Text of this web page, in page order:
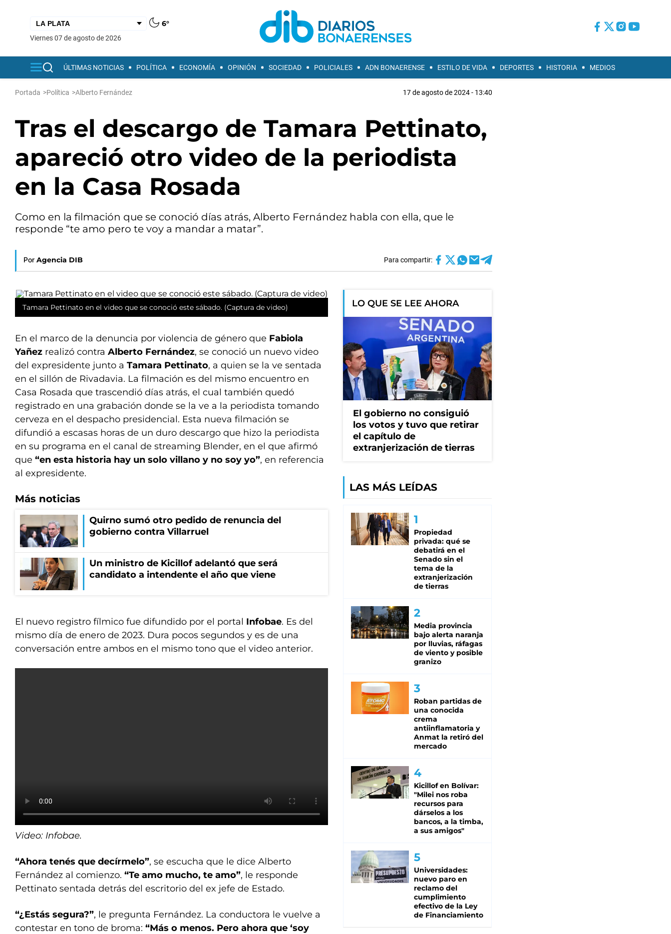
6°
viernes 07 de agosto de 2026
ÚLTIMAS NOTICIAS POLÍTICA ECONOMÍA OPINIÓN SOCIEDAD POLICIALES ADN BONAERENSE ESTILO DE VIDA DEPORTES HISTORIA MEDIOS
Portada >Política >Alberto Fernández 17 de agosto de 2024 - 13:40
Tras el descargo de Tamara Pettinato,
apareció otro video de la periodista
en la Casa Rosada
Como en la filmación que se conoció días atrás, Alberto Fernández habla con ella, que le
responde “te amo pero te voy a mandar a matar”.
Por Agencia DIB Para compartir:
Tamara Pettinato en el video que se conoció este sábado. (Captura de video)
En el marco de la denuncia por violencia de género que Fabiola
Yañez realizó contra Alberto Fernández, se conoció un nuevo video
del expresidente junto a Tamara Pettinato, a quien se la ve sentada
en el sillón de Rivadavia. La filmación es del mismo encuentro en
Casa Rosada que trascendió días atrás, el cual también quedó
registrado en una grabación donde se la ve a la periodista tomando
cerveza en el despacho presidencial. Esta nueva filmación se
difundió a escasas horas de un duro descargo que hizo la periodista
en su programa en el canal de streaming Blender, en el que afirmó
que “en esta historia hay un solo villano y no soy yo”, en referencia
al expresidente.
Más noticias
Quirno sumó otro pedido de renuncia del
gobierno contra Villarruel
Un ministro de Kicillof adelantó que será
candidato a intendente el año que viene
El nuevo registro fílmico fue difundido por el portal Infobae. Es del
mismo día de enero de 2023. Dura pocos segundos y es de una
conversación entre ambos en el mismo tono que el video anterior.
Video: Infobae.
“Ahora tenés que decírmelo”, se escucha que le dice Alberto
Fernández al comienzo. “Te amo mucho, te amo”, le responde
Pettinato sentada detrás del escritorio del ex jefe de Estado.
“¿Estás segura?”, le pregunta Fernández. La conductora le vuelve a
contestar en tono de broma: “Más o menos. Pero ahora que ‘soy
LO QUE SE LEE AHORA
El gobierno no consiguió
los votos y tuvo que retirar
el capítulo de
extranjerización de tierras
LAS MÁS LEÍDAS
Propiedad
privada: qué se
debatirá en el
Senado sin el
tema de la
extranjerización
de tierras
Media provincia
bajo alerta naranja
por lluvias, ráfagas
de viento y posible
granizo
Roban partidas de
una conocida
crema
antiinflamatoria y
Anmat la retiró del
mercado
Kicillof en Bolívar:
"Milei nos roba
recursos para
dárselos a los
bancos, a la timba,
a sus amigos"
Universidades:
nuevo paro en
reclamo del
cumplimiento
efectivo de la Ley
de Financiamiento